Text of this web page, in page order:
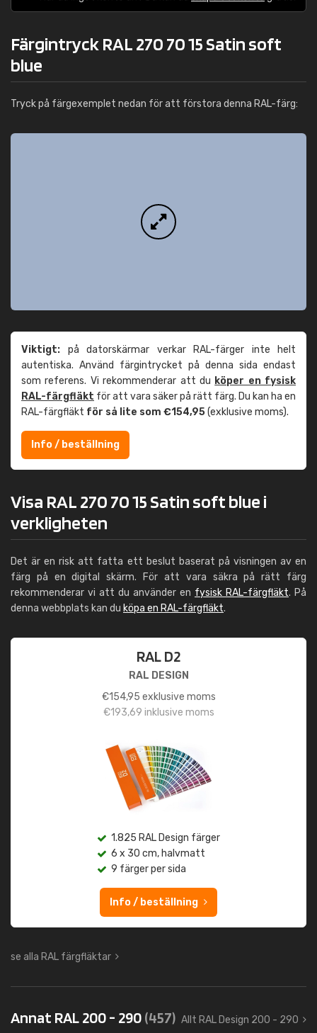
Färgintryck RAL 270 70 15 Satin soft
blue
Tryck på färgexemplet nedan för att förstora denna RAL-färg:
Viktigt: på datorskärmar verkar RAL-färger inte helt
autentiska. Använd färgintrycket på denna sida endast
som referens. Vi rekommenderar att du köper en fysisk
RAL-färgfläkt för att vara säker på rätt färg. Du kan ha en
RAL-färgfläkt för så lite som €154,95(exklusive moms).
Info / beställning
Visa RAL 270 70 15 Satin soft blue i
verkligheten
Det är en risk att fatta ett beslut baserat på visningen av en
färg på en digital skärm. För att vara säkra på rätt färg
rekommenderar vi att du använder en fysisk RAL-färgfläkt. På
denna webbplats kan du köpa en RAL-färgfläkt.
RAL D2
RAL DESIGN
€154,95 exklusive moms
€193,69 inklusive moms
1.825 RAL Design färger
6 x 30 cm, halvmatt
9 färger per sida
Info / beställning
se alla RAL färgfläktar
Annat RAL 200 - 290(457) Allt RAL Design 200 - 290